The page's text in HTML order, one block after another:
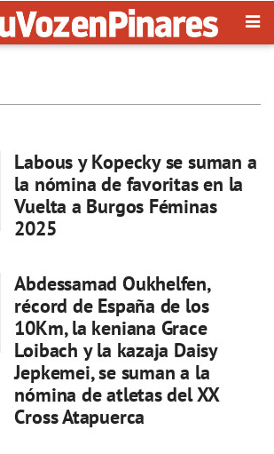
Labous y Kopecky se suman a
la nómina de favoritas en la
Vuelta a Burgos Féminas
2025
Abdessamad Oukhelfen,
récord de España de los
10Km, la keniana Grace
Loibach y la kazaja Daisy
Jepkemei, se suman a la
nómina de atletas del XX
Cross Atapuerca